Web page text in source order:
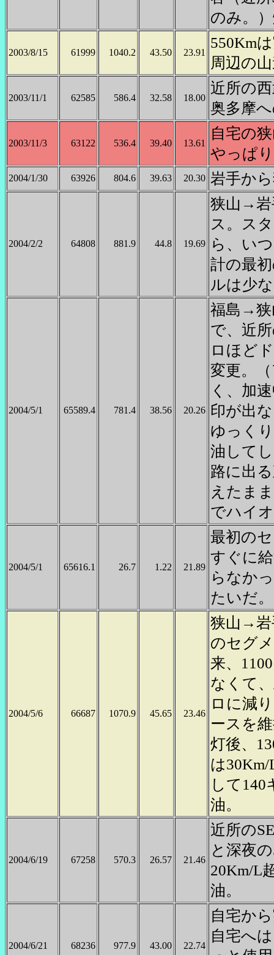
のみ。
2003/8/15 61999 1040.2 43.50 23.91
550Km
周辺の
2003/11/1 62585 586.4 32.58 18.00
近所の
奥多摩
2003/11/3 63122 536.4 39.40 13.61
自宅の
やっぱ
2004/1/30 63926 804.6 39.63 20.30 岩手か
2004/2/2 64808 881.9 44.8 19.69
狭山→岩
ス。ス
ら、い
計の最
ルは少
2004/5/1 65589.4 781.4 38.56 20.26
福島→狭
で、近
ロほど
変更。
く、加
印が出
ゆっく
油して
路に出
えたま
でハイ
2004/5/1 65616.1 26.7 1.22 21.89
最初の
すぐに
らなか
たいだ
2004/5/6 66687 1070.9 45.65 23.46
狭山→岩
のセグ
来、
なくて
ロに減
ースを
灯後、
は
して
油。
2004/6/19 67258 570.3 26.57 21.46
近所の
と深夜
20Km/L
油。
2004/6/21 68236 977.9 43.00 22.74
自宅か
自宅へ